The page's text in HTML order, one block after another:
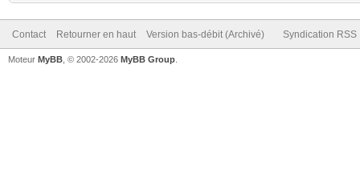
Contact Retourner en haut Version bas-débit (Archivé) Syndication RSS
Moteur MyBB , © 2002-2026 MyBB Group